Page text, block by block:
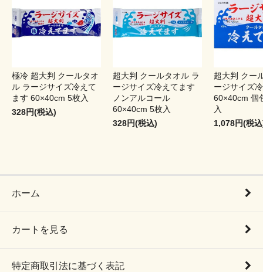
極冷 超大判 クールタオ
ル ラージサイズ冷えて
ます 60×40cm 5枚入
328円(税込)
超大判 クールタオル ラ
ージサイズ冷えてます
ノンアルコール
60×40cm 5枚入
328円(税込)
超大判 クー
ージサイズ
60×40cm 個
入
1,078円(税
ホーム
カートを見る
特定商取引法に基づく表記